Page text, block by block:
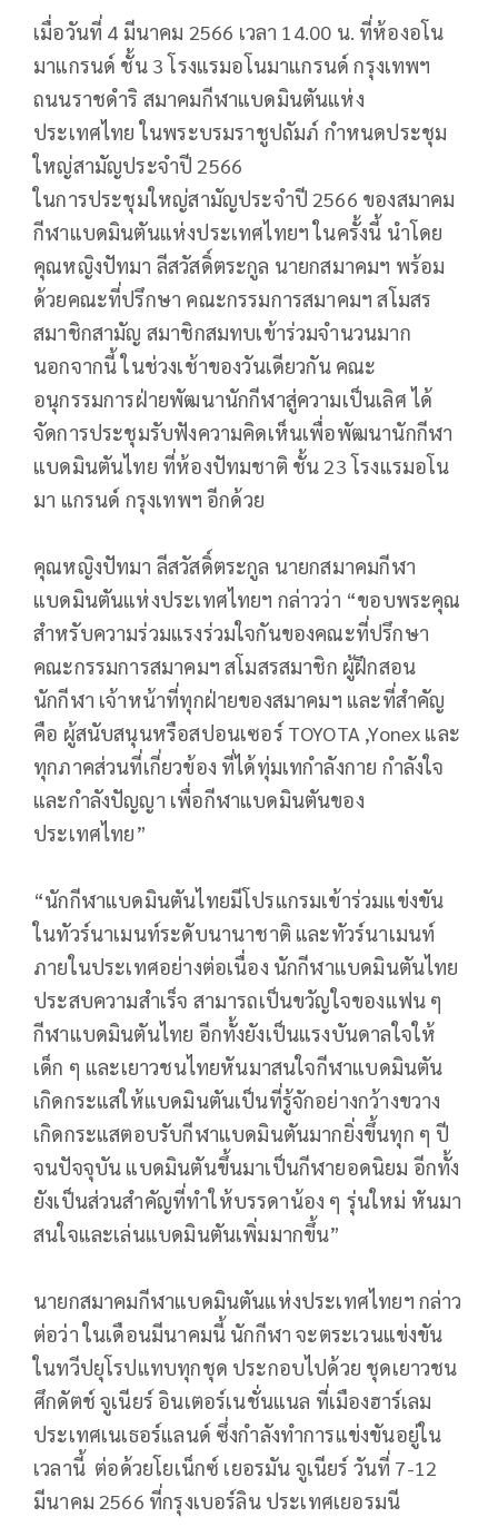
เมื่อวันที่ 4 มีนาคม 2566 เวลา 14.00 น. ที่ห้องอโน
มาแกรนด์ ชั้น 3 โรงแรมอโนมาแกรนด์ กรุงเทพฯ
ถนนราชดำริ สมาคมกีฬาแบดมินตันแห่ง
ประเทศไทย ในพระบรมราชูปถัมภ์ กำหนดประชุม
ใหญ่สามัญประจำปี 2566
ในการประชุมใหญ่สามัญประจำปี 2566 ของสมาคม
กีฬาแบดมินตันแห่งประเทศไทยฯ ในครั้งนี้ นำโดย
คุณหญิงปัทมา ลีสวัสดิ์ตระกูล นายกสมาคมฯ พร้อม
ด้วยคณะที่ปรึกษา คณะกรรมการสมาคมฯ สโมสร
สมาชิกสามัญ สมาชิกสมทบเข้าร่วมจำนวนมาก
นอกจากนี้ ในช่วงเช้าของวันเดียวกัน คณะ
อนุกรรมการฝ่ายพัฒนานักกีฬาสู่ความเป็นเลิศ ได้
จัดการประชุมรับฟังความคิดเห็นเพื่อพัฒนานักกีฬา
แบดมินตันไทย ที่ห้องปัทมชาติ ชั้น 23 โรงแรมอโน
มา แกรนด์ กรุงเทพฯ อีกด้วย
คุณหญิงปัทมา ลีสวัสดิ์ตระกูล นายกสมาคมกีฬา
แบดมินตันแห่งประเทศไทยฯ กล่าวว่า “ขอบพระคุณ
สำหรับความร่วมแรงร่วมใจกันของคณะที่ปรึกษา
คณะกรรมการสมาคมฯ สโมสรสมาชิก ผู้ฝึกสอน
นักกีฬา เจ้าหน้าที่ทุกฝ่ายของสมาคมฯ และที่สำคัญ
คือ ผู้สนับสนุนหรือสปอนเซอร์ TOYOTA ,Yonex และ
ทุกภาคส่วนที่เกี่ยวข้อง ที่ได้ทุ่มเทกำลังกาย กำลังใจ
และกำลังปัญญา เพื่อกีฬาแบดมินตันของ
ประเทศไทย”
“นักกีฬาแบดมินตันไทยมีโปรแกรมเข้าร่วมแข่งขัน
ในทัวร์นาเมนท์ระดับนานาชาติ และทัวร์นาเมนท์
ภายในประเทศอย่างต่อเนื่อง นักกีฬาแบดมินตันไทย
ประสบความสำเร็จ สามารถเป็นขวัญใจของแฟน ๆ
กีฬาแบดมินตันไทย อีกทั้งยังเป็นแรงบันดาลใจให้
เด็ก ๆ และเยาวชนไทยหันมาสนใจกีฬาแบดมินตัน
เกิดกระแสให้แบดมินตันเป็นที่รู้จักอย่างกว้างขวาง
เกิดกระแสตอบรับกีฬาแบดมินตันมากยิ่งขึ้นทุก ๆ ปี
จนปัจจุบัน แบดมินตันขึ้นมาเป็นกีฬายอดนิยม อีกทั้ง
ยังเป็นส่วนสำคัญที่ทำให้บรรดาน้อง ๆ รุ่นใหม่ หันมา
สนใจและเล่นแบดมินตันเพิ่มมากขึ้น”
นายกสมาคมกีฬาแบดมินตันแห่งประเทศไทยฯ กล่าว
ต่อว่า ในเดือนมีนาคมนี้ นักกีฬา จะตระเวนแข่งขัน
ในทวีปยุโรปแทบทุกชุด ประกอบไปด้วย ชุดเยาวชน
ศึกดัตช์ จูเนียร์ อินเตอร์เนชั่นแนล ที่เมืองฮาร์เลม
ประเทศเนเธอร์แลนด์ ซึ่งกำลังทำการแข่งขันอยู่ใน
เวลานี้ ต่อด้วยโยเน็กซ์ เยอรมัน จูเนียร์ วันที่ 7-12
มีนาคม 2566 ที่กรุงเบอร์ลิน ประเทศเยอรมนี